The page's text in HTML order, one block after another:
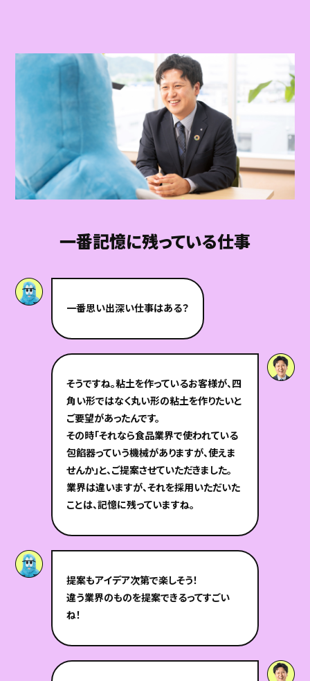
一番記憶に残っている仕事
一番思い出深い仕事はある？
そうですね。粘土を作っているお客様が、四
角い形ではなく丸い形の粘土を作りたいと
ご要望があったんです。
その時「それなら食品業界で使われている
包餡器っていう機械がありますが、使えま
せんか」と、ご提案させていただきました。
業界は違いますが、それを採用いただいた
ことは、記憶に残っていますね。
提案もアイデア次第で楽しそう！
違う業界のものを提案できるってすごい
ね！